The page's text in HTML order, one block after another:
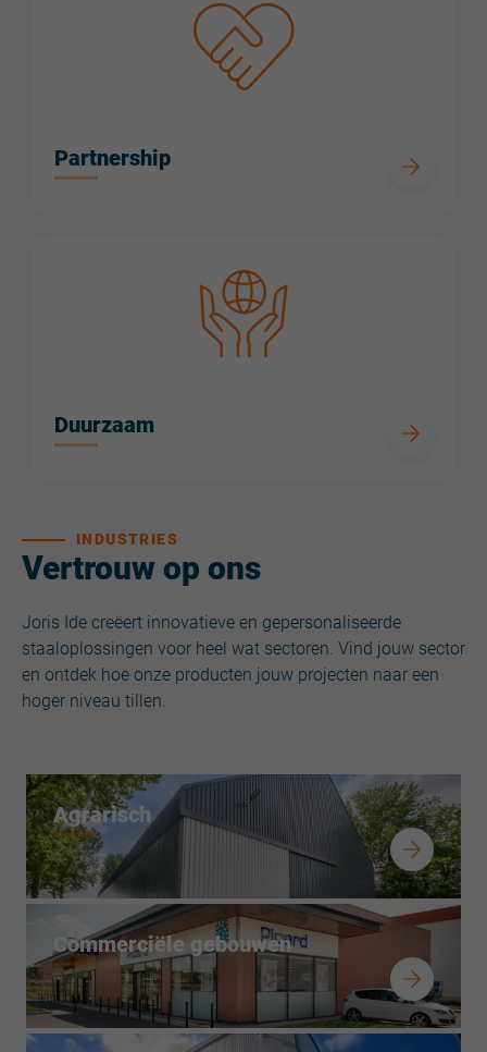
Partnership
Duurzaam
Vertrouw op ons
INDUSTRIES
Joris Ide creëert innovatieve en gepersonaliseerde
staaloplossingen voor heel wat sectoren. Vind jouw sector
en ontdek hoe onze producten jouw projecten naar een
hoger niveau tillen.
Agrarisch
Commerciële gebouwen